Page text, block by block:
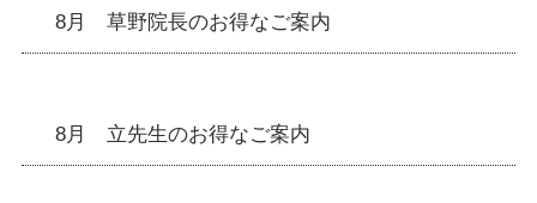
8月 草野院長のお得なご案内
8月 立先生のお得なご案内